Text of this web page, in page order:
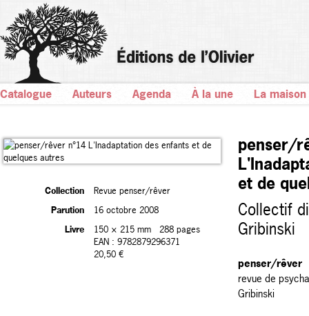
Catalogue Auteurs Agenda À la une La maison
Collection
Revue penser/rêver
Parution
16 octobre 2008
Livre
150 × 215 mm
288 pages
EAN : 9782879296371
20,50 €
penser/
et de
Collectif
Gribinski
penser/rêver
revue de
Gribinski